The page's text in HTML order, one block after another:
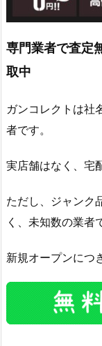
専門業者で査定
取中
ガンコレクトは社
者です。
実店舗はなく、宅
ただし、ジャンク
く、未知数の業者
新規オープンにつ